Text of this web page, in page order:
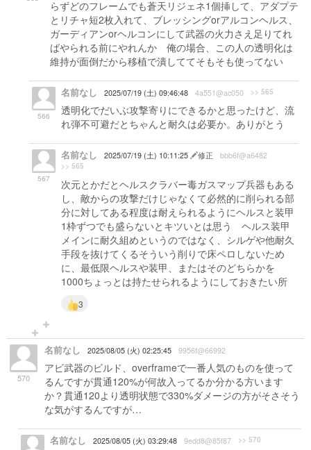
らずどのフレームでも蒼天リジェネ1個挿して、アダプテ
とリチャ短2枚入れて、ブレッシングorアルコンヘルス、
ガーディアンorヘルコンにして武器の火力さえ足りてれ
ばやられる前にやれんか 俺の場合、この人の透明化は
維持が面倒だから移植で潰しててそもそも使ってない
566
名前なし 2025/07/19 (土) 09:46:48 4a551@ac050 >> 565
透明化でだいぶ攻撃寄りにできるかと思ったけど、流
れ弾不可避だとちゃんと耐久は必要か。ありがとう
567
名前なし 2025/07/19 (土) 10:11:25 修正 bbb6f@a6482
>> 565
次元とかだとヘルスクラバー毒ガスマップ兵器もある
し、敵からの攻撃だけじゃなくて必然的に削られる部
分に対してある程度は耐えられるようにヘルスと装甲
1枠ずつでも盛らないとキツいとは思う ヘルス装甲
メインに耐久組めというのではなく、シルゲや他耐久
手段を抜けてくるそういう削りで床ペロしないため
に、最低限ヘルスや装甲、またはそのどちらかを
1000ちょっとは持たせられるようにしておきたい所
3
570
名前なし 2025/08/05 (火) 02:25:45 9956f@66992
アビ武器のビルド、overframeで一番人気のものを使って
るんですが貫通120%が何故入ってるか分かる方います
か？貫通120より透明状態で330%ダメージの方がそさそう
な気がするんですが…
名前なし 2025/08/05 (火) 03:29:48 9edd8@85f87 >> 570